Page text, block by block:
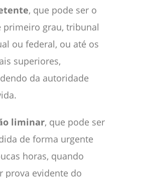
, que pode ser o
primeiro grau, tribunal
ou federal, ou até os
superiores,
da autoridade
liminar, que pode ser
de forma urgente
horas, quando
prova evidente do